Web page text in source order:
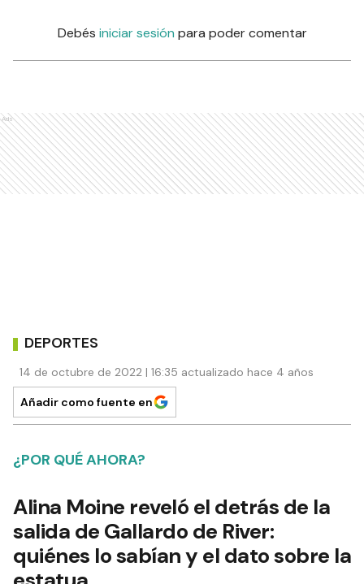
Debés iniciar sesión para poder comentar
Ads
DEPORTES
14 de octubre de 2022 | 16:35 actualizado hace 4 años
Añadir como fuente en
¿POR QUÉ AHORA?
Alina Moine reveló el detrás de la
salida de Gallardo de River:
quiénes lo sabían y el dato sobre la